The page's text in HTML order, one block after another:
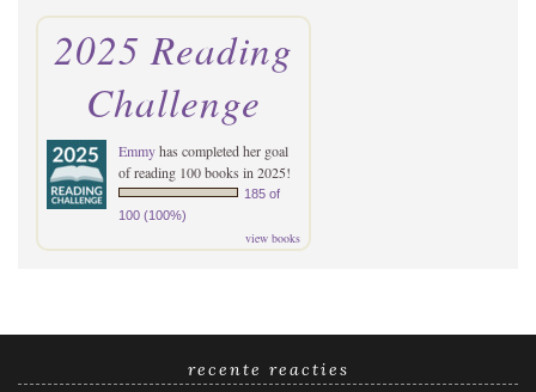
2025 Reading
Challenge
Emmyhas completed her goal
of reading 100 books in 2025!
185 of
100 (100%)
view books
recente reacties